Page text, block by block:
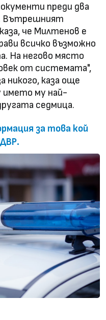
преди два
Вътрешният
че Милтенов е
всичко възможно
На негово място
от системата",
никого, каза още
името му най-
седмица.
за това кой